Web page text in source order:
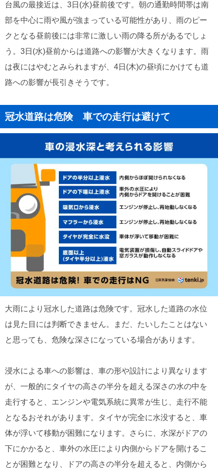
台風の最接近は、3日(水)昼前後です。朝の通勤時間帯は南
部を中心に雨や風が強まっている可能性があり、雨のピー
クとなる昼前後には非常に激しい雨の降る所があるでしょ
う。3日(水)昼前からは道路への影響が大きくなります。雨
は夜にはやむとみられますが、4日(木)の昼頃にかけても道
路への影響が長引きそうです。
冠水道路は危険 車での走行は避けて
大雨により冠水した道路は危険です。冠水した道路の水位
は見た目には判断できません。まだ、たいしたことはない
と思っても、危険な深さになっている場合があります。
浸水による車への影響は、車の形や設計により異なります
が、一般的にタイヤの高さの半分を超える深さの水の中を
走行すると、エンジンや電気系統に異常が生じ、走行不能
となるおそれがあります。タイヤが完全に水没すると、車
体が浮いて移動が困難になります。さらに、水深がドアの
下にかかると、車外の水圧により内側からドアを開けるこ
とが困難となり、ドアの高さの半分を超えると、内側から